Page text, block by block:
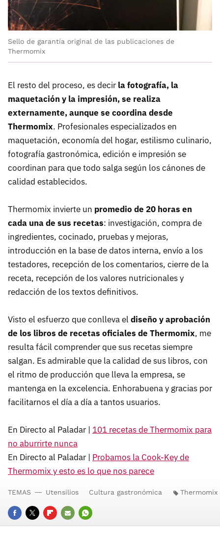
Sello de garantía original de las publicaciones de
Thermomix
El resto del proceso, es decir la fotografía, la
maquetación y la impresión, se realiza
externamente, aunque se coordina desde
Thermomix. Profesionales especializados en
maquetación, economía del hogar, estilismo culinario,
fotografía gastronómica, edición e impresión se
coordinan para que todo salga según los cánones de
calidad establecidos.
Thermomix invierte un promedio de 20 horas en
cada una de sus recetas: investigación, compra de
ingredientes, cocinado, pruebas y mejoras,
introducción en la base de datos interna, envío a los
testadores, recepción de los comentarios, cierre de la
receta, recepción de los valores nutricionales y
redacción de los textos definitivos.
Visto el esfuerzo que conlleva el diseño y aprobación
de los libros de recetas oficiales de Thermomix, me
resulta fácil comprender que sus recetas siempre
salgan. Es admirable que la calidad de sus libros, con
el ritmo de producción que lleva la empresa, se
mantenga en la excelencia. Enhorabuena y gracias por
facilitarnos el día a día a tantos usuarios.
En Directo al Paladar | 101 recetas de Thermomix para
no aburrirte nunca
En Directo al Paladar | Probamos la Cook-Key de
Thermomix y esto es lo que nos parece
FACEBOOK
TWITTERFLIPBOARD
E- WHATSAPP
TEMAS Utensilios Cultura gastronómica Thermomix